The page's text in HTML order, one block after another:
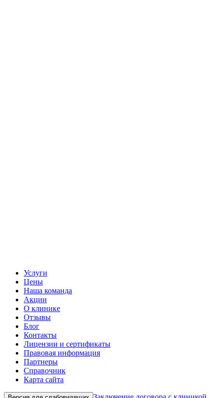
Услуги
Цены
Наша команда
Акции
О клинике
Отзывы
Блог
Контакты
Лицензии и сертификаты
Правовая информация
Партнеры
Справочник
Карта сайта